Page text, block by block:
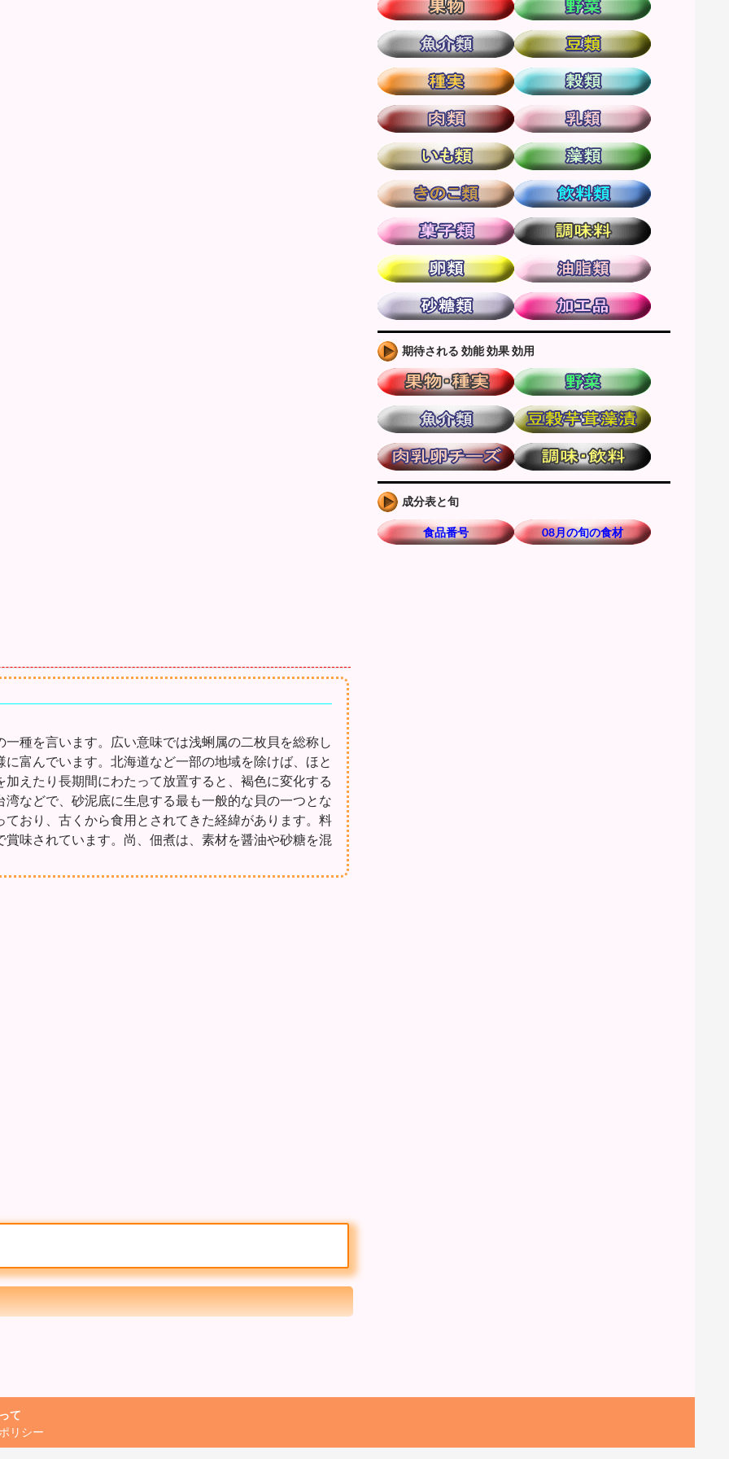
種を言います。広い意味では浅蜊属の二枚貝を総称し
富んでいます。北海道など一部の地域を除けば、ほと
えたり長期間にわたって放置すると、褐色に変化する
などで、砂泥底に生息する最も一般的な貝の一つとな
おり、古くから食用とされてきた経緯があります。料
味されています。尚、佃煮は、素材を醤油や砂糖を混
期待される 効能 効果 効用
成分表と旬
食品番号 08月の旬の食材
て
リシー